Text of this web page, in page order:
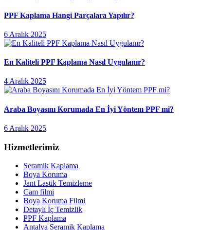
PPF Kaplama Hangi Parçalara Yapılır?
6 Aralık 2025
En Kaliteli PPF Kaplama Nasıl Uygulanır?
4 Aralık 2025
Araba Boyasını Korumada En İyi Yöntem PPF mi?
6 Aralık 2025
Hizmetlerimiz
Seramik Kaplama
Boya Koruma
Jant Lastik Temizleme
Cam filmi
Boya Koruma Filmi
Detaylı İç Temizlik
PPF Kaplama
Antalya Seramik Kaplama